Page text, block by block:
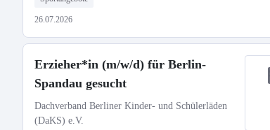
26.07.2026
Erzieher*in (m/w/d) für Berlin-
Spandau gesucht
Dachverband Berliner Kinder- und Schülerläden
(DaKS) e.V.